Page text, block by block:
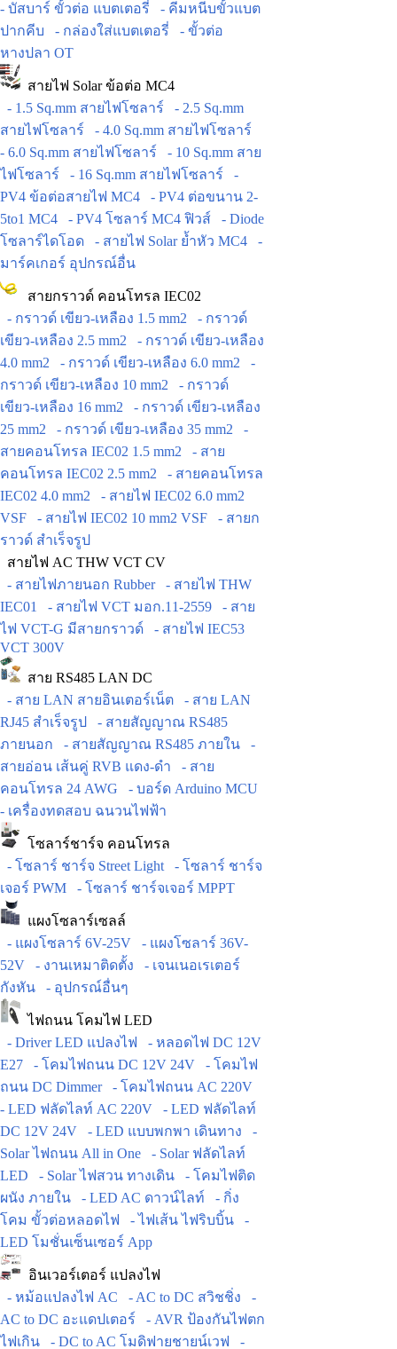
- บัสบาร์ ขั้วต่อ แบตเตอรี่
- คีมหนีบขั้วแบต
ปากคีบ
- กล่องใส่แบตเตอรี่
- ขั้วต่อ
หางปลา OT
สายไฟ Solar ข้อต่อ MC4
- 1.5 Sq.mm สายไฟโซลาร์
- 2.5 Sq.mm
สายไฟโซลาร์
- 4.0 Sq.mm สายไฟโซลาร์
- 6.0 Sq.mm สายไฟโซลาร์
- 10 Sq.mm สาย
ไฟโซลาร์
- 16 Sq.mm สายไฟโซลาร์
-
PV4 ข้อต่อสายไฟ MC4
- PV4 ต่อขนาน 2-
5to1 MC4
- PV4 โซลาร์ MC4 ฟิวส์
- Diode
โซลาร์ไดโอด
- สายไฟ Solar ย้ำหัว MC4
-
มาร์คเกอร์ อุปกรณ์อื่น
สายกราวด์ คอนโทรล IEC02
- กราวด์ เขียว-เหลือง 1.5 mm2
- กราวด์
เขียว-เหลือง 2.5 mm2
- กราวด์ เขียว-เหลือง
4.0 mm2
- กราวด์ เขียว-เหลือง 6.0 mm2
-
กราวด์ เขียว-เหลือง 10 mm2
- กราวด์
เขียว-เหลือง 16 mm2
- กราวด์ เขียว-เหลือง
25 mm2
- กราวด์ เขียว-เหลือง 35 mm2
-
สายคอนโทรล IEC02 1.5 mm2
- สาย
คอนโทรล IEC02 2.5 mm2
- สายคอนโทรล
IEC02 4.0 mm2
- สายไฟ IEC02 6.0 mm2
VSF
- สายไฟ IEC02 10 mm2 VSF
- สายก
ราวด์ สำเร็จรูป
สายไฟ AC THW VCT CV
- สายไฟภายนอก Rubber
- สายไฟ THW
IEC01
- สายไฟ VCT มอก.11-2559
- สาย
ไฟ VCT-G มีสายกราวด์
- สายไฟ IEC53
VCT 300V
สาย RS485 LAN DC
- สาย LAN สายอินเตอร์เน็ต
- สาย LAN
RJ45 สำเร็จรูป
- สายสัญญาณ RS485
ภายนอก
- สายสัญญาณ RS485 ภายใน
-
สายอ่อน เส้นคู่ RVB แดง-ดำ
- สาย
คอนโทรล 24 AWG
- บอร์ด Arduino MCU
- เครื่องทดสอบ ฉนวนไฟฟ้า
โซลาร์ชาร์จ คอนโทรล
- โซลาร์ ชาร์จ Street Light
- โซลาร์ ชาร์จ
เจอร์ PWM
- โซลาร์ ชาร์จเจอร์ MPPT
แผงโซลาร์เซลล์
- แผงโซลาร์ 6V-25V
- แผงโซลาร์ 36V-
52V
- งานเหมาติดตั้ง
- เจนเนอเรเตอร์
กังหัน
- อุปกรณ์อื่นๆ
ไฟถนน โคมไฟ LED
- Driver LED แปลงไฟ
- หลอดไฟ DC 12V
E27
- โคมไฟถนน DC 12V 24V
- โคมไฟ
ถนน DC Dimmer
- โคมไฟถนน AC 220V
- LED ฟลัดไลท์ AC 220V
- LED ฟลัดไลท์
DC 12V 24V
- LED แบบพกพา เดินทาง
-
Solar ไฟถนน All in One
- Solar ฟลัดไลท์
LED
- Solar ไฟสวน ทางเดิน
- โคมไฟติด
ผนัง ภายใน
- LED AC ดาวน์ไลท์
- กิ่ง
โคม ขั้วต่อหลอดไฟ
- ไฟเส้น ไฟริบบิ้น
-
LED โมชั่นเซ็นเซอร์ App
อินเวอร์เตอร์ แปลงไฟ
- หม้อแปลงไฟ AC
- AC to DC สวิชชิ่ง
-
AC to DC อะแดปเตอร์
- AVR ป้องกันไฟตก
ไฟเกิน
- DC to AC โมดิฟายชายน์เวฟ -